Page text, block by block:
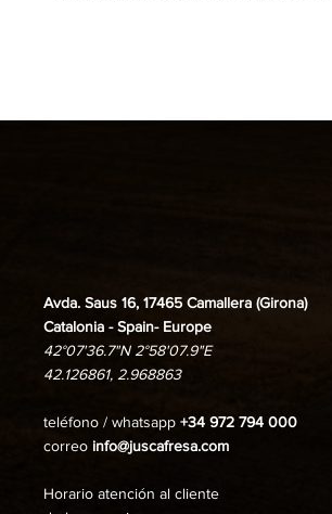
Avda. Saus 16, 17465 Camallera (Girona)
Catalonia - Spain- Europe
42°07'36.7"N 2°58'07.9"E
42.126861, 2.968863
teléfono / whatsapp+34 972 794 000
correo info@juscafresa.com
Horario atención al cliente